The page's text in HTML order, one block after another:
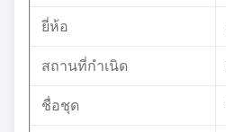
ยี่ห้อ
สถานที่กําเนิด
ชื่อชุด